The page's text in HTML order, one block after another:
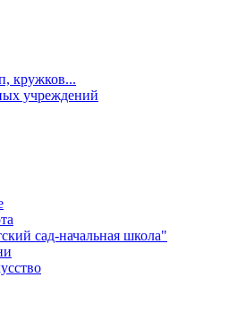
кружков...
учреждений
сад-начальная школа"